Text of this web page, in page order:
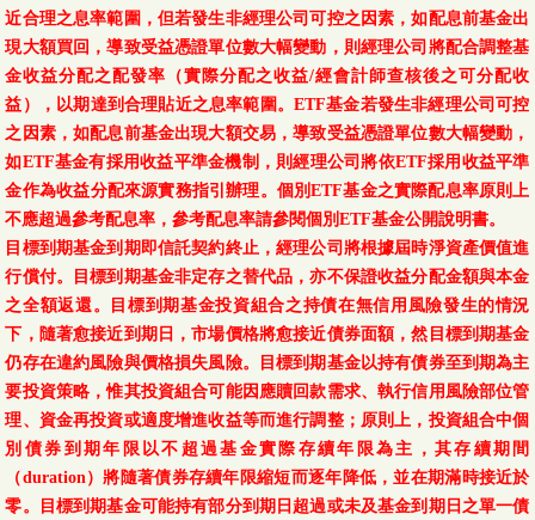
近合理之息率範圍，但若發生非經理公司可控之因素，如配息前基金出
現大額買回，導致受益憑證單位數大幅變動，則經理公司將配合調整基
金收益分配之配發率（實際分配之收益/經會計師查核後之可分配收
益），以期達到合理貼近之息率範圍。ETF基金若發生非經理公司可控
之因素，如配息前基金出現大額交易，導致受益憑證單位數大幅變動，
如ETF基金有採用收益平準金機制，則經理公司將依ETF採用收益平準
金作為收益分配來源實務指引辦理。個別ETF基金之實際配息率原則上
不應超過參考配息率，參考配息率請參閱個別ETF基金公開說明書。
目標到期基金到期即信託契約終止，經理公司將根據屆時淨資產價值進
行償付。目標到期基金非定存之替代品，亦不保證收益分配金額與本金
之全額返還。目標到期基金投資組合之持債在無信用風險發生的情況
下，隨著愈接近到期日，市場價格將愈接近債券面額，然目標到期基金
仍存在違約風險與價格損失風險。目標到期基金以持有債券至到期為主
要投資策略，惟其投資組合可能因應贖回款需求、執行信用風險部位管
理、資金再投資或適度增進收益等而進行調整；原則上，投資組合中個
別債券到期年限以不超過基金實際存續年限為主，其存續期間
（duration）將隨著債券存續年限縮短而逐年降低，並在期滿時接近於
零。目標到期基金可能持有部分到期日超過或未及基金到期日之單一債